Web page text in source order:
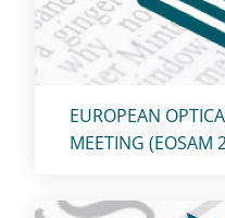
Titolo card :
EUROPEAN
MEETING (EOSAM